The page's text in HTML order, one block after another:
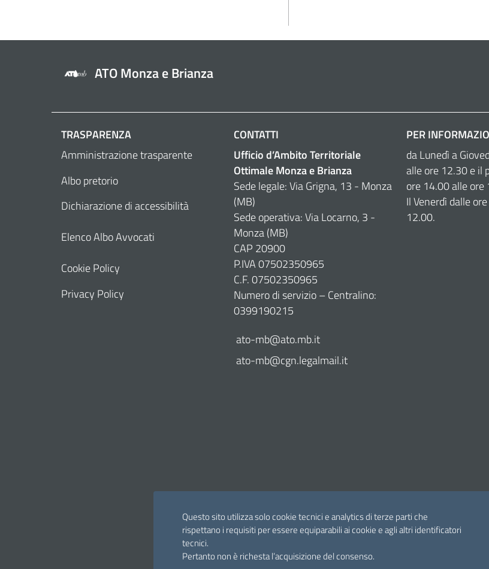
Questo sito utilizza solo cookie tecnici e analytics di terze parti che
rispettano i requisiti per essere equiparabili ai cookie e agli altri identificatori
tecnici.
Pertanto non è richesta l’acquisizione del consenso.
ATO Monza e Brianza
TRASPARENZA
Amministrazione trasparente
Albo pretorio
Dichiarazione di accessibilità
Elenco Albo Avvocati
Cookie Policy
Privacy Policy
CONTATTI
Ufficio d’Ambito Territoriale
Ottimale Monza e Brianza
Sede legale: Via Grigna, 13 - Monza
(MB)
Sede operativa: Via Locarno, 3 -
Monza (MB)
CAP 20900
P.IVA 07502350965
C.F. 07502350965
Numero di servizio – Centralino:
0399190215
ato-mb@ato.mb.it
ato-mb@cgn.legalmail.it
PER
da Lunedì a
alle ore 12.30 e il
ore 14.00 alle ore
Il Venerdì dalle
12.00.